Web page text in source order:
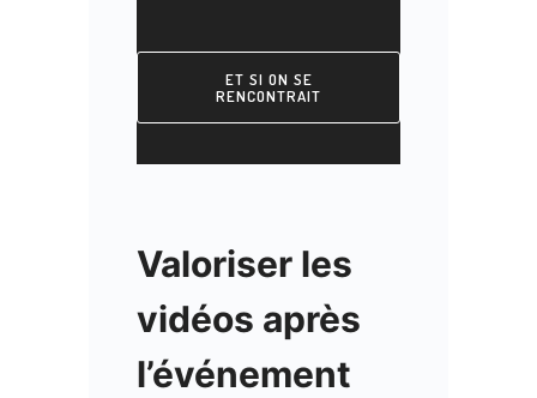
ET SI ON SE
RENCONTRAIT
Valoriser les
vidéos après
l’événement